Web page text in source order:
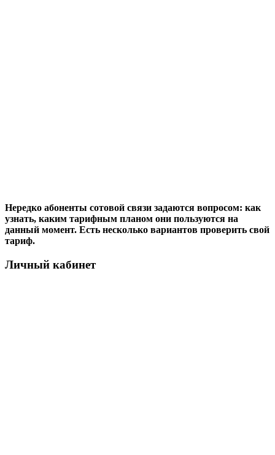
Нередко абоненты сотовой связи задаются вопросом: как
узнать, каким тарифным планом они пользуются на
данный момент. Есть несколько вариантов проверить свой
тариф.
Личный кабинет